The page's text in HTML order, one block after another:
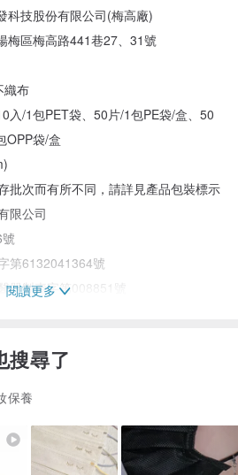
科技股份有限公司(梅高廠)
梅區梅高路441巷27、31號
織布
入/1包PET袋、50片/1包PE袋/盒、50
OPP袋/盒
批次而有所不同，請詳見產品包裝標示
限公司
第6132041364號
器製壹字第008851號
口罩，專為日常生活設計，讓你在外
設計，能過濾細菌的效率高達95%以
業時，都能有效隔絕外界的污染，確保
閱讀更多
搜尋了
保養